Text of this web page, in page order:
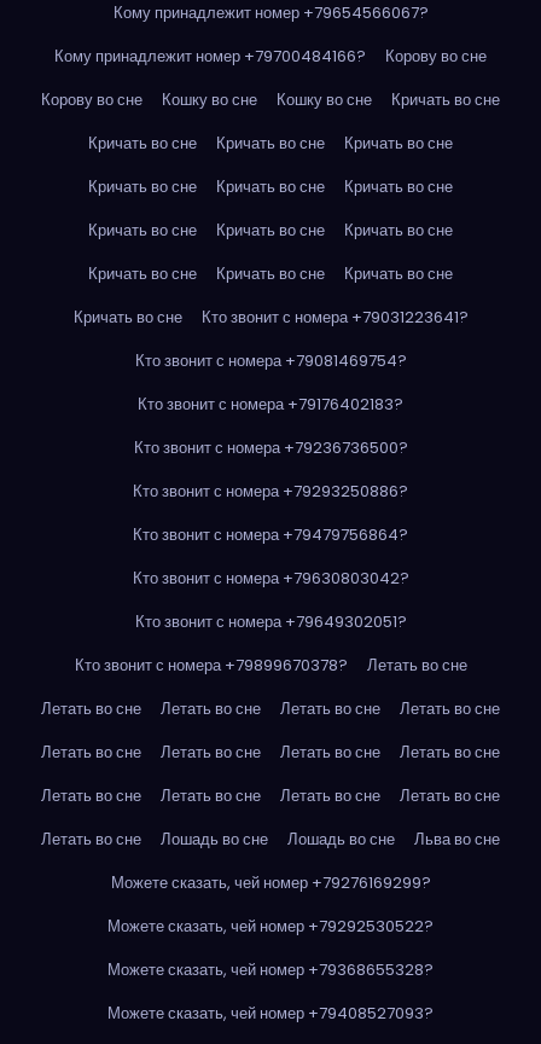
Кому принадлежит номер +79654566067?
Кому принадлежит номер +79700484166?
Корову во сне
Корову во сне
Кошку во сне Кошку во сне
Кричать во сне
Кричать во сне
Кричать во сне
Кричать во сне
Кричать во сне
Кричать во сне
Кричать во сне
Кричать во сне
Кричать во сне
Кричать во сне
Кричать во сне
Кричать во сне
Кричать во сне
Кричать во сне
Кто звонит с номера +79031223641?
Кто звонит с номера +79081469754?
Кто звонит с номера +79176402183?
Кто звонит с номера +79236736500?
Кто звонит с номера +79293250886?
Кто звонит с номера +79479756864?
Кто звонит с номера +79630803042?
Кто звонит с номера +79649302051?
Кто звонит с номера +79899670378?
Летать во сне
Летать во сне
Летать во сне Летать во сне
Летать во сне
Летать во сне
Летать во сне Летать во сне
Летать во сне
Летать во сне
Летать во сне Летать во сне
Летать во сне
Летать во сне
Лошадь во сне Лошадь во сне
Льва во сне
Можете сказать, чей номер +79276169299?
Можете сказать, чей номер +79292530522?
Можете сказать, чей номер +79368655328?
Можете сказать, чей номер +79408527093?